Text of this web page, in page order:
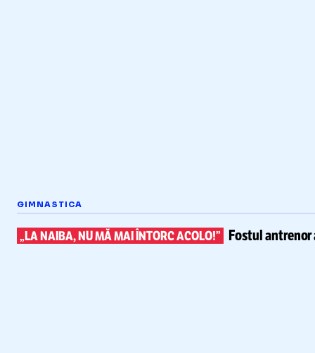
GIMNASTICA
„LA NAIBA, NU MĂ MAI ÎNTORC ACOLO!” Fostul